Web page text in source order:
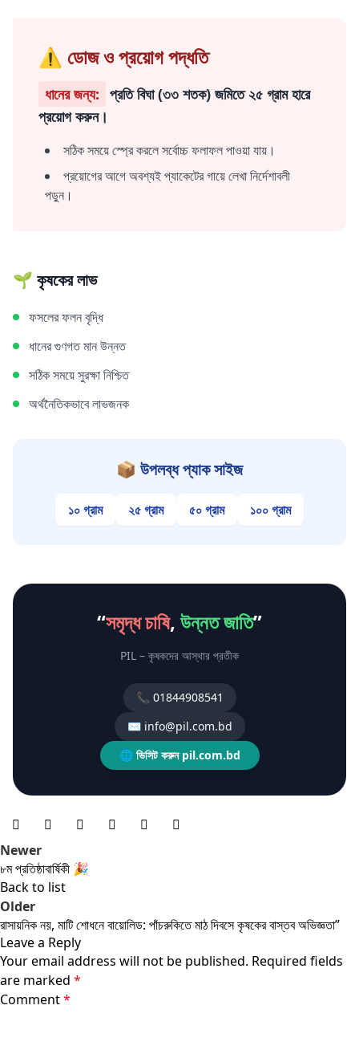
⚠️ ডোজ ও প্রয়োগ পদ্ধতি
ধানের জন্য: প্রতি বিঘা (৩৩ শতক) জমিতে ২৫ গ্রাম হারে
প্রয়োগ করুন।
সঠিক সময়ে স্প্রে করলে সর্বোচ্চ ফলাফল পাওয়া যায়।
প্রয়োগের আগে অবশ্যই প্যাকেটের গায়ে লেখা নির্দেশাবলী
পড়ুন।
🌱 কৃষকের লাভ
ফসলের ফলন বৃদ্ধি
ধানের গুণগত মান উন্নত
সঠিক সময়ে সুরক্ষা নিশ্চিত
অর্থনৈতিকভাবে লাভজনক
📦 উপলব্ধ প্যাক সাইজ
১০ গ্রাম ২৫ গ্রাম ৫০ গ্রাম ১০০ গ্রাম
“সমৃদ্ধ চাষি, উন্নত জাতি”
PIL – কৃষকদের আস্থার প্রতীক
📞 01844908541
✉️ info@pil.com.bd
🌐 ভিসিট করুন pil.com.bd
Newer
৮ম প্রতিষ্ঠাবার্ষিকী 🎉
Back to list
Older
রাসায়নিক নয়, মাটি শোধনে বায়োলিড: পাঁচরুকিতে মাঠ দিবসে কৃষকের বাস্তব অভিজ্ঞতা”
Leave a Reply
Your email address will not be published. Required fields
are marked *
Comment*